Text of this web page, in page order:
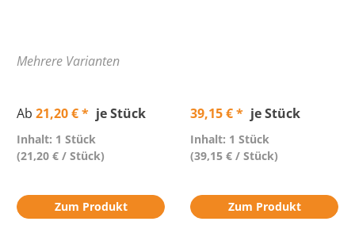
Mehrere Varianten
Ab 21,20 € * je Stück
Inhalt: 1 Stück
(21,20 € / Stück)
Zum Produkt
39,15 € * je Stück
Inhalt: 1 Stück
(39,15 € / Stück)
Zum Produkt